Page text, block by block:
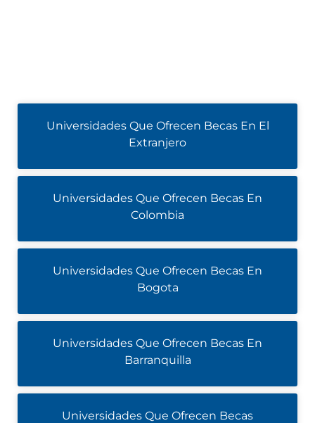
Universidades Que Ofrecen Becas En El
Extranjero
Universidades Que Ofrecen Becas En
Colombia
Universidades Que Ofrecen Becas En
Bogota
Universidades Que Ofrecen Becas En
Barranquilla
Universidades Que Ofrecen Becas